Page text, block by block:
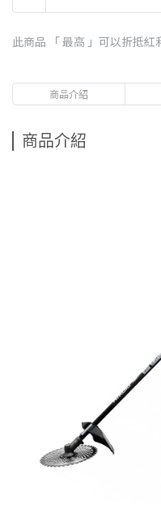
此商品 「 最高 」可以折抵紅
商品介紹
商品介紹